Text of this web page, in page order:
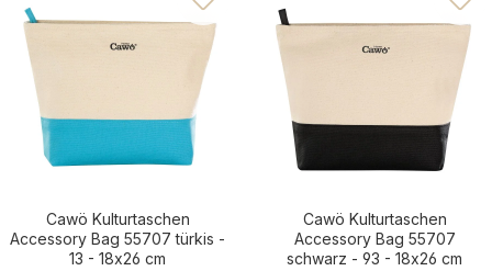
Cawö Kulturtaschen
Accessory Bag 55707 türkis -
13 - 18x26 cm
Cawö Kulturtaschen
Accessory Bag 55707
schwarz - 93 - 18x26 cm